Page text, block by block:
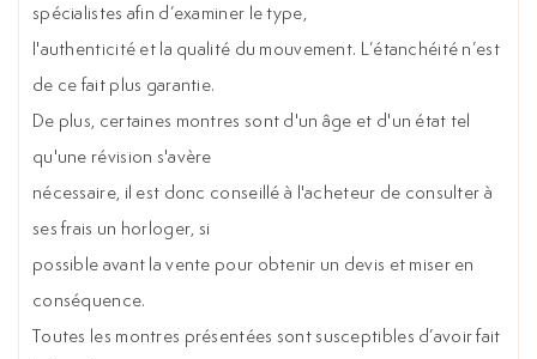
spécialistes afin d’examiner le type,
l'authenticité et la qualité du mouvement. L’étanchéité n’est
de ce fait plus garantie.
De plus, certaines montres sont d'un âge et d'un état tel
qu'une révision s'avère
nécessaire, il est donc conseillé à l'acheteur de consulter à
ses frais un horloger, si
possible avant la vente pour obtenir un devis et miser en
conséquence.
Toutes les montres présentées sont susceptibles d’avoir fait